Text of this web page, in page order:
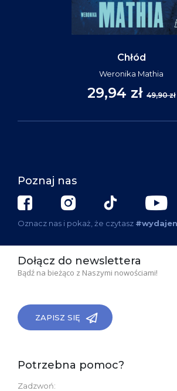
Chłód
Weronika Mathia
29,94 zł 49,90 zł
Poznaj nas
Oznacz nas i pokaż, że czytasz
Dołącz do newslettera
Bądź na bieżąco z Naszymi nowościami!
ZAPISZ SIĘ
Potrzebna pomoc?
Zadzwoń: